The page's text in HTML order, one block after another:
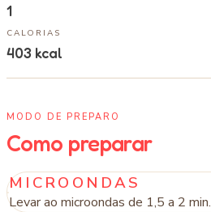
1
CALORIAS
403 kcal
MODO DE PREPARO
Como preparar
MICROONDAS
Levar ao microondas de 1,5 a 2 min.